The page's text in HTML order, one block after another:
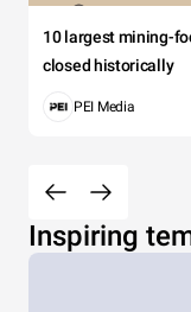
10 largest mining-
closed historically
PEI Media
Inspiring